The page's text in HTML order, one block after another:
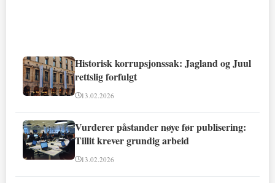
Historisk korrupsjonssak: Jagland og Juul
rettslig forfulgt
13.02.2026
Vurderer påstander nøye før publisering:
Tillit krever grundig arbeid
13.02.2026